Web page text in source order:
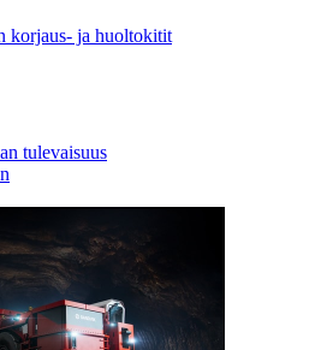
korjaus- ja huoltokitit
tulevaisuus